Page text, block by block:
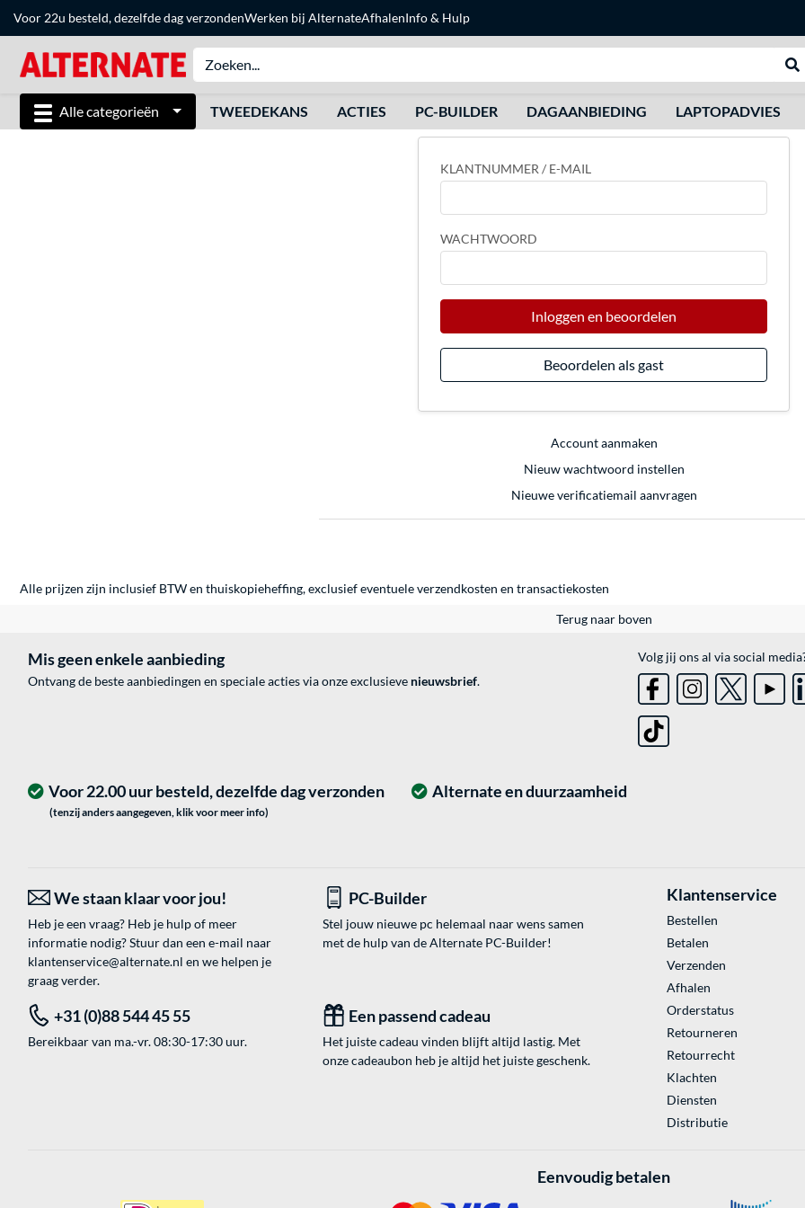
Voor 22u besteld, dezelfde dag verzondenWerken bij AlternateAfhalenInfo & Hulp
Alle categorieën TWEEDEKANS ACTIES PC-BUILDER DAGAANBIEDING LAPTOPADVIES
KLANTNUMMER / E-MAIL
WACHTWOORD
Inloggen en beoordelen
Beoordelen als gast
Account aanmaken
Nieuw wachtwoord instellen
Nieuwe verificatiemail aanvragen
Alle prijzen zijn inclusief BTW en thuiskopieheffing, exclusief eventueleverzendkosten en transactiekosten
Terug naar boven
Mis geen enkele aanbieding
Ontvang de beste aanbiedingen en speciale acties via onze exclusieve nieuwsbrief.
Volg jij ons al via social
Alternate en duurzaamheid
Voor 22.00 uur besteld, dezelfde dag verzonden
(tenzij anders aangegeven, klik voor meer info)
We staan klaar voor jou!
Heb je een vraag? Heb je hulp of meer
informatie nodig? Stuur dan een e-mail naar
klantenservice@alternate.nl en we helpen je
graag verder.
PC-Builder
Stel jouw nieuwe pc helemaal naar wens samen
met de hulp van de Alternate PC-Builder!
+31 (0)88 544 45 55
Bereikbaar van ma.-vr. 08:30-17:30 uur.
Een passend cadeau
Het juiste cadeau vinden blijft altijd lastig. Met
onze cadeaubon heb je altijd het juiste geschenk.
Klantenservice
Bestellen
Betalen
Verzenden
Afhalen
Orderstatus
Retourneren
Retourrecht
Klachten
Diensten
Distributie
Eenvoudig betalen